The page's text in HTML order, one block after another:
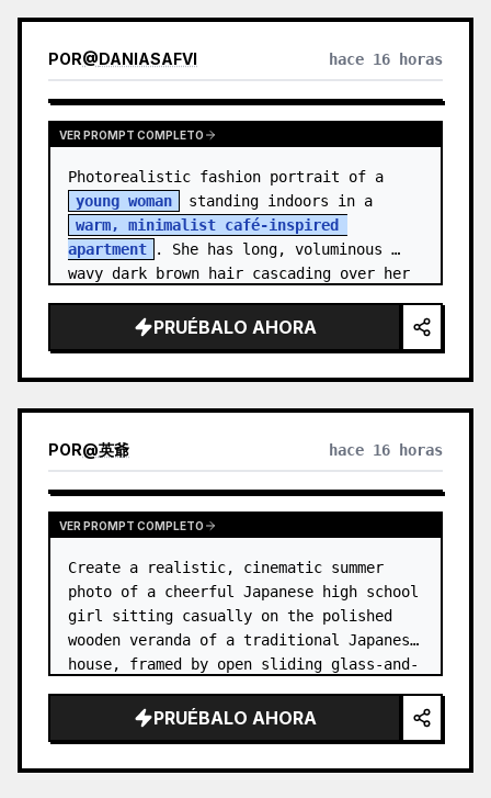
POR@DANIASAFVI hace 16 horas
VER PROMPT COMPLETO
young woman
warm, minimalist café-inspired
apartment
. She has long, voluminous
wavy dark brown hair cascading over her
PRUÉBALO AHORA
POR@英爺 hace 16 horas
VER PROMPT COMPLETO
Create a realistic, cinematic summer
photo of a cheerful Japanese high school
girl sitting casually on the polished
wooden veranda of a traditional Japanese
house, framed by open sliding glass-and-
style school uniform top w…
PRUÉBALO AHORA